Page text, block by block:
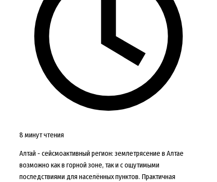
8 минут чтения
Алтай - сейсмоактивный регион: землетрясение в Алтае
возможно как в горной зоне, так и с ощутимыми
последствиями для населённых пунктов. Практичная